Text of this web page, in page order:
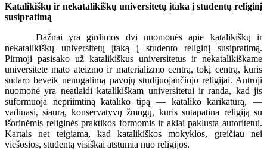
Katalikiškų ir nekatalikiškų universitetų įtaka į studentų religinį
susipratimą
Dažnai yra girdimos dvi nuomonės apie katalikiškų ir
nekatalikiškų universitetų įtaką į studento religinį susipratimą.
Pirmoji pasisako už katalikiškus universitetus ir nekatalikiškame
universitete mato ateizmo ir materializmo centrą, tokį centrą, kuris
sudaro beveik nenugalimą pavojų studijuojančiojo religijai. Antroji
nuomonė yra neatlaidi katalikiškam universitetui ir randa, kad jis
suformuoja nepriimtiną kataliko tipą — kataliko karikatūrą, —
vadinasi, siaurą, konservatyvų žmogų, kuris sutapatina religiją su
išorinėmis religinės praktikos formomis ir aklai paklusta autoritetui.
Kartais net teigiama, kad katalikiškos mokyklos, greičiau nei
viešosios, studentą visiškai atstumia nuo religijos.